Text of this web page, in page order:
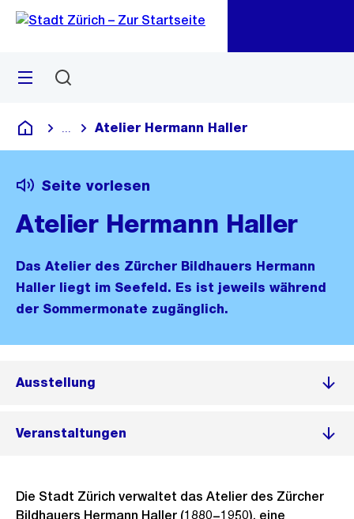
Navigation
Sprunglink
Menü
Deutsch
Blende alle Breadcrumbs ein
Atelier Hermann Haller
Seite vorlesen
Atelier Hermann Haller
Das Atelier des Zürcher Bildhauers Hermann
Haller liegt im Seefeld. Es ist jeweils während
der Sommermonate zugänglich.
Ausstellung
Veranstaltungen
Die Stadt Zürich verwaltet das Atelier des Zürcher
Bildhauers Hermann Haller (1880−1950), eine